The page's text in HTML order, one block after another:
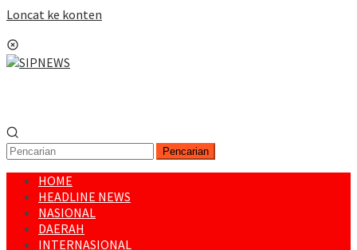
Loncat ke konten
Pencarian
HOME
HEADLINE NEWS
NASIONAL
DAERAH
INTERNASIONAL